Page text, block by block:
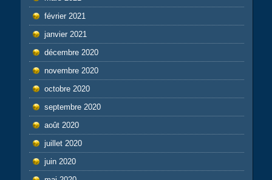
février 2021
janvier 2021
décembre 2020
novembre 2020
octobre 2020
septembre 2020
août 2020
juillet 2020
juin 2020